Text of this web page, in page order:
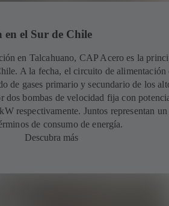
el Sur de Chile
en Talcahuano, CAP Acero es la
A la fecha, el circuito de alimentación
de gases primario y secundario de los
dos bombas de velocidad fija con
respectivamente. Juntos representan
de consumo de energía.
Descubra más